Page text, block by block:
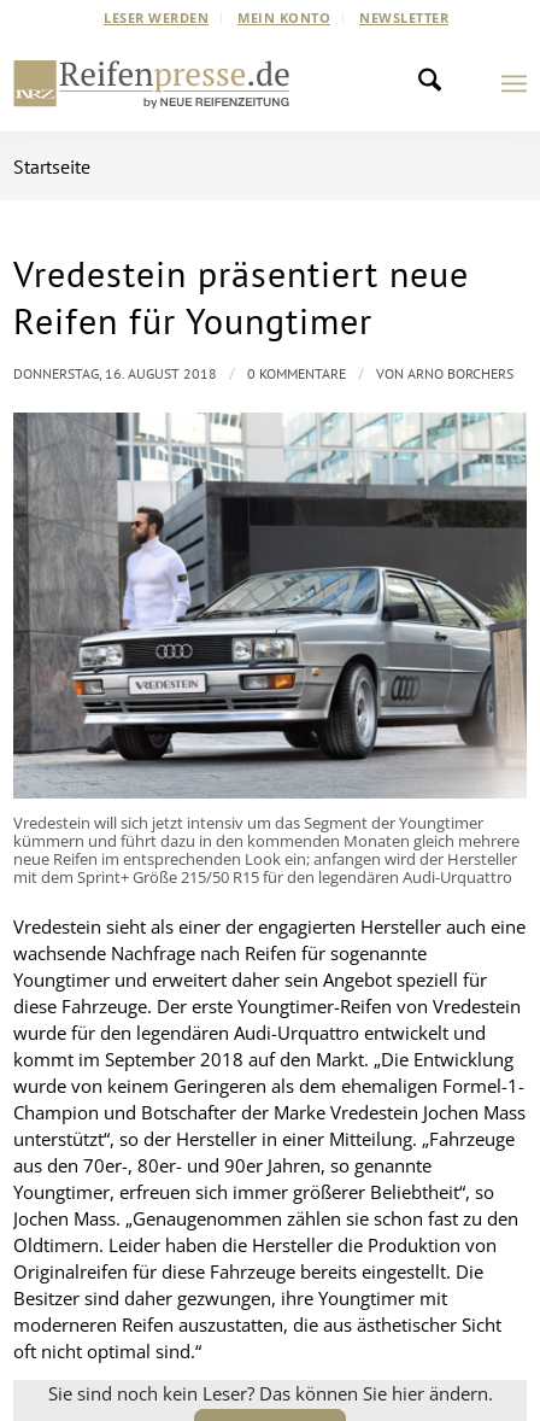
LESER WERDEN MEIN KONTO NEWSLETTER
Startseite
Vredestein präsentiert neue
Reifen für Youngtimer
Vredestein will sich jetzt intensiv um das Segment der Youngtimer
kümmern und führt dazu in den kommenden Monaten gleich mehrere
neue Reifen im entsprechenden Look ein; anfangen wird der Hersteller
mit dem Sprint+ Größe 215/50 R15 für den legendären Audi-Urquattro
Vredestein sieht als einer der engagierten Hersteller auch eine
wachsende Nachfrage nach Reifen für sogenannte
Youngtimer und erweitert daher sein Angebot speziell für
diese Fahrzeuge. Der erste Youngtimer-Reifen von Vredestein
wurde für den legendären Audi-Urquattro entwickelt und
kommt im September 2018 auf den Markt. „Die Entwicklung
wurde von keinem Geringeren als dem ehemaligen Formel-1-
Champion und Botschafter der Marke Vredestein Jochen Mass
unterstützt“, so der Hersteller in einer Mitteilung. „Fahrzeuge
aus den 70er-, 80er- und 90er Jahren, so genannte
Youngtimer, erfreuen sich immer größerer Beliebtheit“, so
Jochen Mass. „Genaugenommen zählen sie schon fast zu den
Oldtimern. Leider haben die Hersteller die Produktion von
Originalreifen für diese Fahrzeuge bereits eingestellt. Die
Besitzer sind daher gezwungen, ihre Youngtimer mit
moderneren Reifen auszustatten, die aus ästhetischer Sicht
oft nicht optimal sind.“
Sie sind noch kein Leser? Das können Sie hier ändern.
DONNERSTAG, 16. AUGUST 2018 / 0 KOMMENTARE / VONARNO BORCHERS